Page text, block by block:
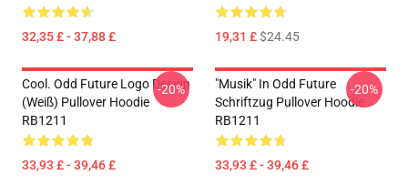
32,35 £ - 37,88 £ 19,31 £$24.45
Cool. Odd Future Logo Design
(weiß) Pullover Hoodie
RB1211
33,93 £ - 39,46 £
-20%
"Musik" In Odd Future
Schriftzug Pullover Hoodie
RB1211
33,93 £ - 39,46 £
-20%